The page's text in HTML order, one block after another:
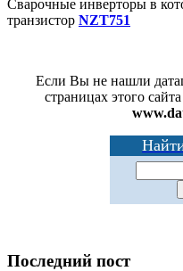
Сварочные инверторы в
транзистор NZT751
Если Вы не нашли
страницах этого
Последний пост